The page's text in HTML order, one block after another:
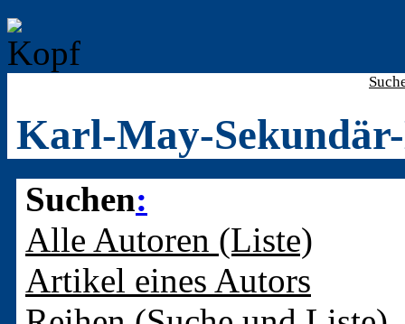
Karl-May-
Suchen:
Alle Autoren (Liste)
Artikel eines Autors